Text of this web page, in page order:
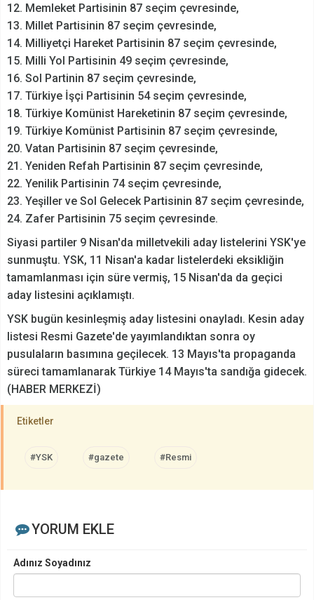
12. Memleket Partisinin 87 seçim çevresinde,
13. Millet Partisinin 87 seçim çevresinde,
14. Milliyetçi Hareket Partisinin 87 seçim çevresinde,
15. Milli Yol Partisinin 49 seçim çevresinde,
16. Sol Partinin 87 seçim çevresinde,
17. Türkiye İşçi Partisinin 54 seçim çevresinde,
18. Türkiye Komünist Hareketinin 87 seçim çevresinde,
19. Türkiye Komünist Partisinin 87 seçim çevresinde,
20. Vatan Partisinin 87 seçim çevresinde,
21. Yeniden Refah Partisinin 87 seçim çevresinde,
22. Yenilik Partisinin 74 seçim çevresinde,
23. Yeşiller ve Sol Gelecek Partisinin 87 seçim çevresinde,
24. Zafer Partisinin 75 seçim çevresinde.
Siyasi partiler 9 Nisan'da milletvekili aday listelerini YSK'ye
sunmuştu. YSK, 11 Nisan'a kadar listelerdeki eksikliğin
tamamlanması için süre vermiş, 15 Nisan'da da geçici
aday listesini açıklamıştı.
YSK bugün kesinleşmiş aday listesini onayladı. Kesin aday
listesi Resmi Gazete'de yayımlandıktan sonra oy
pusulaların basımına geçilecek. 13 Mayıs'ta propaganda
süreci tamamlanarak Türkiye 14 Mayıs'ta sandığa gidecek.
(HABER MERKEZİ)
Etiketler
#YSK #gazete #Resmi
YORUM EKLE
Adınız Soyadınız